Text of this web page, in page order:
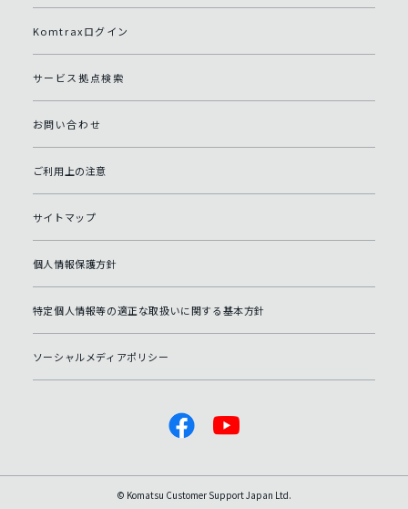
Komtraxログイン
サービス拠点検索
お問い合わせ
© Komatsu Customer Support Japan Ltd.
ご利用上の注意
サイトマップ
個人情報保護方針
特定個人情報等の適正な取扱いに関する基本方針
ソーシャルメディアポリシー